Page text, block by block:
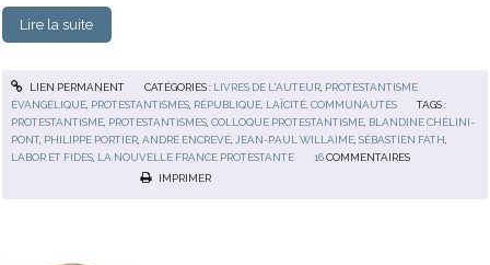
Lire la suite
LIEN PERMANENT CATÉGORIES : LIVRES DE L'AUTEUR, PROTESTANTISME
ÉVANGÉLIQUE, PROTESTANTISMES, RÉPUBLIQUE, LAÏCITÉ, COMMUNAUTÉS
TAGS :
PROTESTANTISME, PROTESTANTISMES,COLLOQUE PROTESTANTISME, BLANDINE CHÉLINI-
PONT, PHILIPPE PORTIER,ANDRÉ ENCREVÉ,JEAN-PAUL WILLAIME,SÉBASTIEN FATH,
LABOR ET FIDES, LA NOUVELLE FRANCE PROTESTANTE 16 COMMENTAIRES
IMPRIMER